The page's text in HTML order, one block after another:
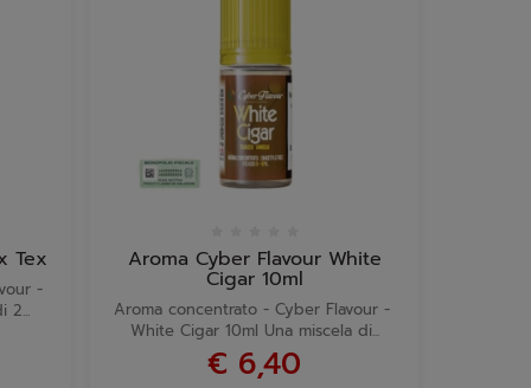
Tex
-
2...
Aroma Cyber Flavour White
Cigar 10ml
Aroma concentrato - Cyber Flavour -
White Cigar 10ml Una miscela di...
€ 6,40